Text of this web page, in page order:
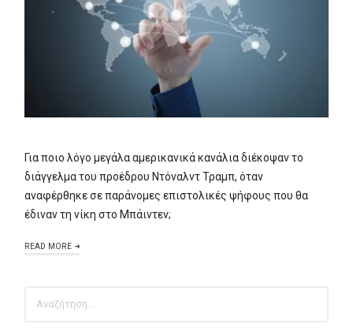
Για ποιο λόγο μεγάλα αμερικανικά κανάλια διέκοψαν το
διάγγελμα του προέδρου Ντόναλντ Τραμπ, όταν
αναφέρθηκε σε παράνομες επιστολικές ψήφους που θα
έδιναν τη νίκη στο Μπάιντεν;
READ MORE
ΓΙΑ: